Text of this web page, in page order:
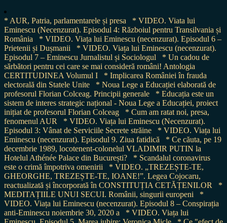
* AUR, Patria, parlamentarele și presa
* VIDEO. Viata lui
Eminescu (Necenzurat). Episodul 4: Războiul pentru Transilvania și
România
* VIDEO. Viața lui Eminescu (necenzurat). Episodul 6 –
Prietenii și Dușmanii
* VIDEO. Viața lui Eminescu (necenzurat).
Episodul 7 – Eminescu Jurnalistul și Sociologul
* Un cadou de
sărbători pentru cei care se mai consideră români! Antologia
CERTITUDINEA Volumul I
* Implicarea României în frauda
electorală din Statele Unite
* Noua Lege a Educației elaborată de
profesorul Florian Colceag. Principii generale
* Educația este un
sistem de interes strategic național - Noua Lege a Educației, proiect
inițiat de profesorul Florian Colceag
* Cum am ratat noi, presa,
fenomenul AUR
* VIDEO. Viața lui Eminescu (Necenzurat).
Episodul 3: Vânat de Serviciile Secrete străine
* VIDEO. Viața lui
Eminescu (necenzurat). Episodul 9. Ziua fatidică
* Ce căuta, pe 19
decembrie 1989, locotenent-colonelul VLADIMIR PUTIN la
Hotelul Athénée Palace din București?
* Scandalul coronavirus
este o crimă împotriva omenirii
* VIDEO. „TREZEȘTE-TE,
GHEORGHE, TREZEȘTE-TE, IOANE!”. Legea Cojocaru,
reactualizată și încorporată în CONSTITUȚIA CETĂȚENILOR
*
MEDITAȚIILE UNUI SECUI. Românii, singurii europeni
*
VIDEO. Viața lui Eminescu (necenzurat). Episodul 8 – Conspirația
anti-Eminescu noiembrie 30, 2020 a
* VIDEO. Viața lui